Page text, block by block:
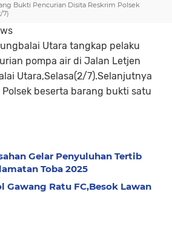
Bukti Pencurian Disita Reskrim Polsek
7)
Utara tangkap pelaku
pompa air di Jalan Letjen
Utara,Selasa(2/7).Selanjutnya
beserta barang bukti satu
Gelar Penyuluhan Tertib
Toba 2025
Gawang Ratu FC,Besok Lawan